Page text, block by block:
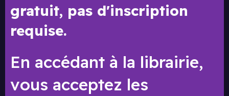
gratuit, pas d'inscription
requise.
En accédant à la librairie,
vous acceptez les